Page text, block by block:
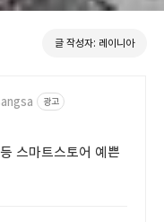
글 작성자: 레이니아
광고
스마트스토어 예쁜